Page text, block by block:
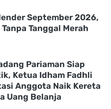
September 2026,
Tanggal Merah
Pariaman Siap
Ketua Idham Fadhli
Anggota Naik Kereta
Uang Belanja